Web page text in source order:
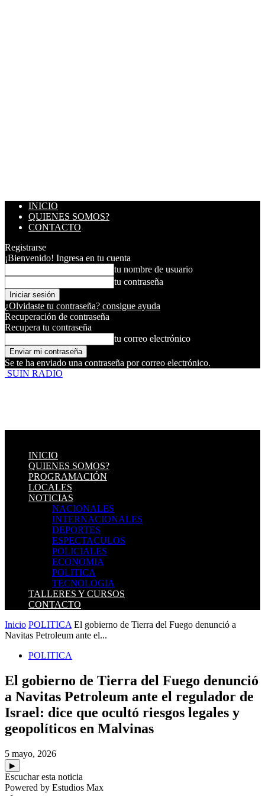
INICIO
QUIENES SOMOS?
CONTACTO
Registrarse
¡Bienvenido! Ingresa en tu cuenta
tu nombre de usuario
tu contraseña
¿Olvidaste tu contraseña? consigue ayuda
Recuperación de contraseña
Recupera tu contraseña
tu correo electrónico
Se te ha enviado una contraseña por correo electrónico.
SUIN RADIO
INICIO
QUIENES SOMOS?
PROGRAMACIÓN
LOCALES
NOTICIAS
NACIONALES
INTERNACIONALES
DEPORTES
ESPECTACULOS
POLICIALES
ECONOMIA
POLITICA
TECNOLOGIA
TALLERES Y CURSOS
CONTACTO
Inicio POLITICA El gobierno de Tierra del Fuego denunció a
Navitas Petroleum ante el...
POLITICA
El gobierno de Tierra del Fuego denunció
a Navitas Petroleum ante el regulador de
Israel: dice que ocultó riesgos legales y
geopolíticos en Malvinas
5 mayo, 2026
▶
Escuchar esta noticia
Powered by Estudios Max